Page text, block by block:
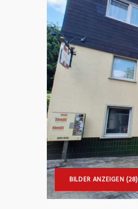
BILDER ANZEIGEN (28)